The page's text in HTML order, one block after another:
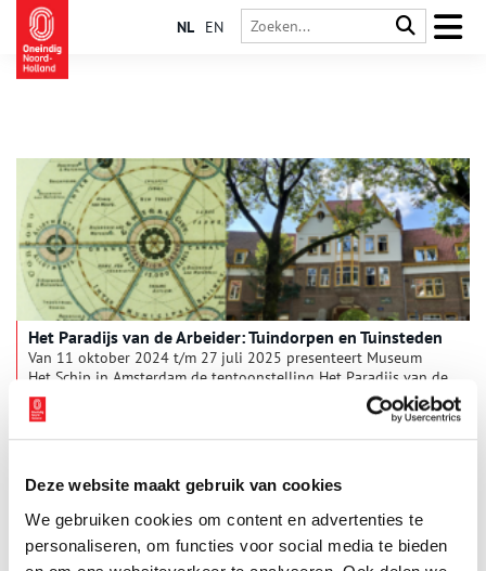
Deze website maakt gebruik van cookies
We gebruiken cookies om content en advertenties te
personaliseren, om functies voor social media te bieden
NL EN
Het Paradijs van de Arbeider: Tuindorpen en Tuinsteden
Van 11 oktober 2024 t/m 27 juli 2025 presenteert Museum
Het Schip in Amsterdam de tentoonstelling Het Paradijs van de
Arbeider: Tuindorpen en Tuinsteden. Met een kleurrijke
verzameling films, tekeningen en objecten biedt de
tentoonstelling een internationaal perspectief op de impact
architecturale pracht die de tuinstadbeweging voortbracht.